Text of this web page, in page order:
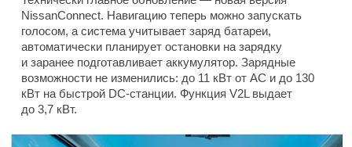
NissanConnect. Навигацию теперь можно запускать
голосом, а система учитывает заряд батареи,
автоматически планирует остановки на зарядку
и заранее подготавливает аккумулятор. Зарядные
возможности не изменились: до 11 кВт от AC и до 130
кВт на быстрой DC-станции. Функция V2L выдает
до 3,7 кВт.